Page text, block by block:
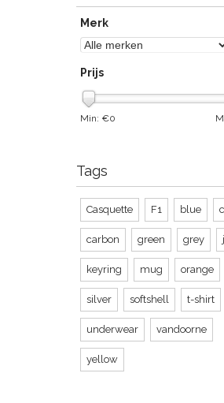
Merk
Prijs
Min: €0
Tags
Casquette F1 blue
carbon green grey
keyring mug orange
silver softshell t-shirt
underwear vandoorne
yellow